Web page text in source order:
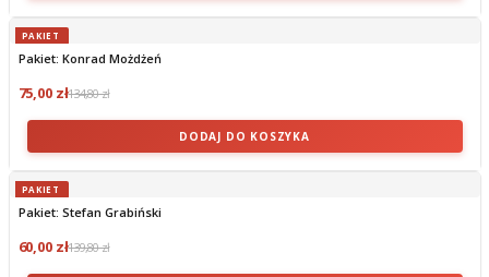
PAKIET
Pakiet: Konrad Możdżeń
75,00 zł134,80 zł
DODAJ DO KOSZYKA
PAKIET
Pakiet: Stefan Grabiński
60,00 zł139,80 zł